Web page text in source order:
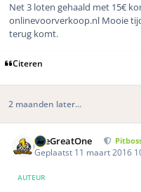
Net 3 loten gehaald met 15€
onlinevoorverkoop.nl Mooie
terug komt.
Citeren
2 maanden later...
TheGreatOne
Geplaatst 11 maart 2016
AUTEUR